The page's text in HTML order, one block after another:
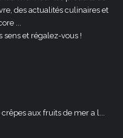
des actualités culinaires et
...
sens et régalez-vous !
aux fruits de mer a l...